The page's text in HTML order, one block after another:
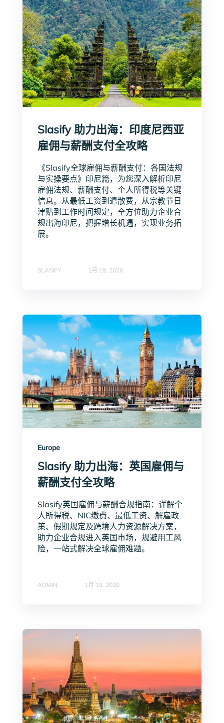
Slasify 助力出海：印度尼西亚
雇佣与薪酬支付全攻略
《Slasify全球雇佣与薪酬支付：各国法规
与实操要点》印尼篇，为您深入解析印尼
雇佣法规、薪酬支付、个人所得税等关键
信息。从最低工资到遣散费，从宗教节日
津贴到工作时间规定，全方位助力企业合
规出海印尼，把握增长机遇，实现业务拓
展。
SLASIFY 1月 19, 2026
Europe
Slasify 助力出海：英国雇佣与
薪酬支付全攻略
Slasify英国雇佣与薪酬合规指南：详解个
人所得税、NIC缴费、最低工资、解雇政
策、假期规定及跨境人力资源解决方案，
助力企业合规进入英国市场，规避用工风
险，一站式解决全球雇佣难题。
ADMIN 1月 19, 2026